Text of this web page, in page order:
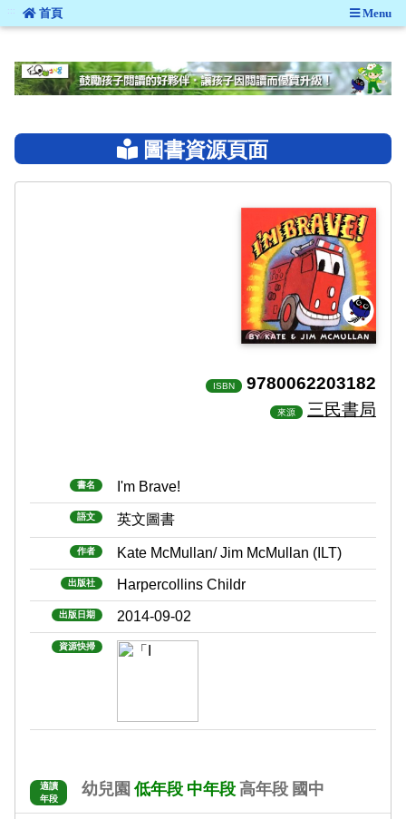
::: 首頁 Menu
圖書資源頁面
ISBN 9780062203182
來源 三民書局
書名 I'm Brave!
語文 英文圖書
作者 Kate McMullan/ Jim McMullan (ILT)
出版社 Harpercollins Childr
出版日期 2014-09-02
資源快掃
適讀
年段
幼兒園 低年段 中年段 高年段 國中